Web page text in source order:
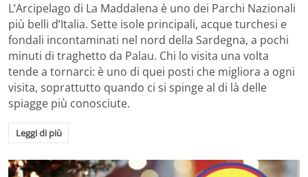
L’Arcipelago di La Maddalena è uno dei Parchi Nazionali
più belli d’Italia. Sette isole principali, acque turchesi e
fondali incontaminati nel nord della Sardegna, a pochi
minuti di traghetto da Palau. Chi lo visita una volta
tende a tornarci: è uno di quei posti che migliora a ogni
visita, soprattutto quando ci si spinge al di là delle
spiagge più conosciute.
Leggi di più